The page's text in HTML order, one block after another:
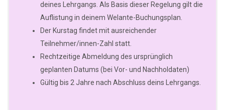
deines Lehrgangs. Als Basis dieser Regelung gilt die
Auflistung in deinem Welante-Buchungsplan.
Der Kurstag findet mit ausreichender
Teilnehmer/innen-Zahl statt.
Rechtzeitige Abmeldung des ursprünglich
geplanten Datums (bei Vor- und Nachholdaten)
Gültig bis 2 Jahre nach Abschluss deins Lehrgangs.